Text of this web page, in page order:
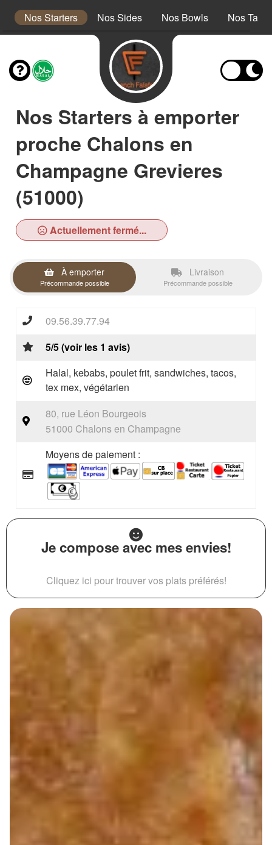
Nos Starters Nos Sides Nos Bowls Nos
Nos Starters à emporter
proche Chalons en
Champagne Grevieres
(51000)
Actuellement fermé...
À emporter
Précommande possible
Livraison
Précommande possible
09.56.39.77.94
5/5 (voir les 1 avis)
Halal, kebabs, poulet frit, sandwiches, tacos,
tex mex, végétarien
80, rue Léon Bourgeois
51000 Chalons en Champagne
Moyens de paiement :
Je compose avec mes envies!
Cliquez ici pour trouver vos plats préférés!